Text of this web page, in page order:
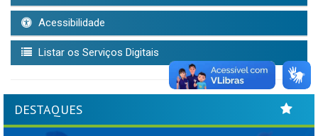
Acessibilidade
Listar os Serviços Digitais
DESTAQUES